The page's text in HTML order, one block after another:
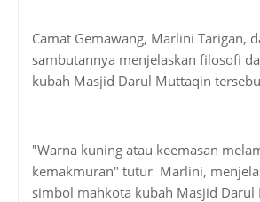
Camat Gemawang, Marlini Tarigan,
sambutannya menjelaskan filosofi
kubah Masjid Darul Muttaqin
"Warna kuning atau keemasan
kemakmuran" tutur Marlini,
simbol mahkota kubah Masjid Darul